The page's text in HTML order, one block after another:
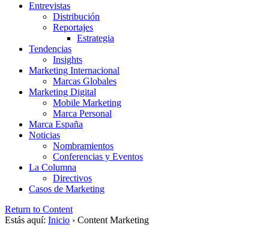
Entrevistas
Distribución
Reportajes
Estrategia
Tendencias
Insights
Marketing Internacional
Marcas Globales
Marketing Digital
Mobile Marketing
Marca Personal
Marca España
Noticias
Nombramientos
Conferencias y Eventos
La Columna
Directivos
Casos de Marketing
Return to Content
Estás aquí: Inicio › Content Marketing